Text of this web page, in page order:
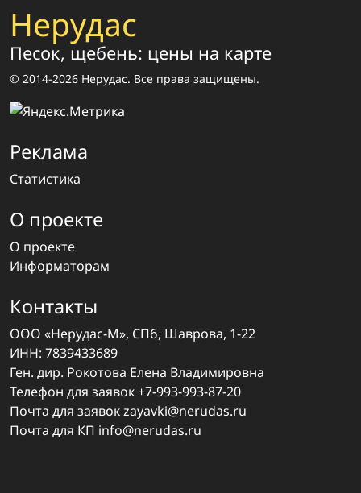
Нерудас
Песок, щебень: цены на карте
© 2014-2026 Нерудас. Все права защищены.
Реклама
Статистика
О проекте
О проекте
Информаторам
Контакты
ООО «Нерудас-М», СПб, Шаврова, 1-22
ИНН: 7839433689
Ген. дир. Рокотова Елена Владимировна
Телефон для заявок+7-993-993-87-20
Почта для заявокzayavki@nerudas.ru
Почта для КП info@nerudas.ru